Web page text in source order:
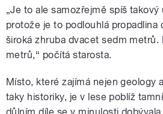
„Je to ale samozřejmě spíš takový
protože je to podlouhlá propadlina
široká zhruba dvacet sedm metrů.
metrů,“ počítá starosta.
Místo, které zajímá nejen geology
taky historiky, je v lese poblíž